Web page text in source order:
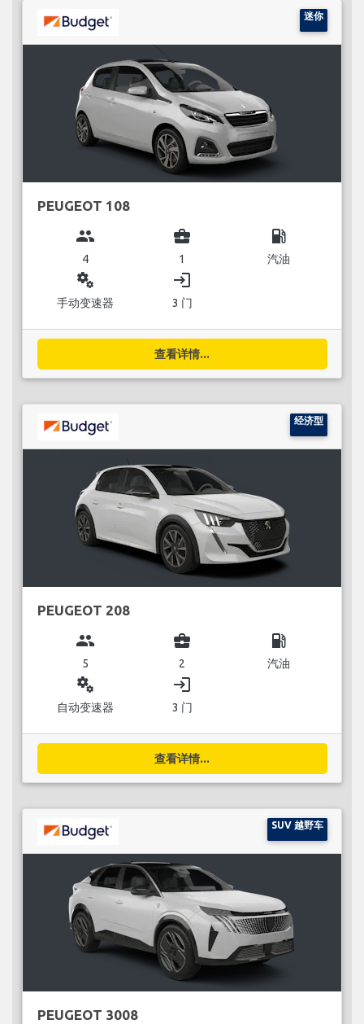
迷你
PEUGEOT 108
group
4
business_center
1
local_gas_station
汽油
miscellaneous_services
手动变速器
login
3 门
查看详情...
经济型
PEUGEOT 208
group
5
business_center
2
local_gas_station
汽油
miscellaneous_services
自动变速器
login
3 门
查看详情...
SUV 越野车
PEUGEOT 3008